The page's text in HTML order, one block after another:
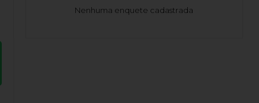
Nenhuma enquete cadastrada